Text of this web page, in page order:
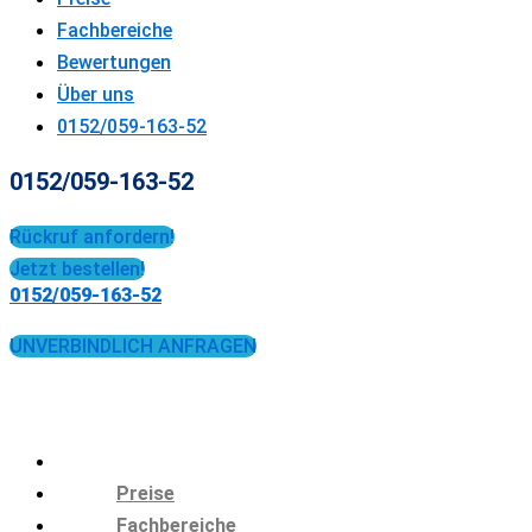
Fachbereiche
Bewertungen
Über uns
0152/059-163-52
0152/059-163-52
Rückruf anfordern!
Jetzt bestellen!
0152/059-163-52
UNVERBINDLICH ANFRAGEN
Preise
Fachbereiche